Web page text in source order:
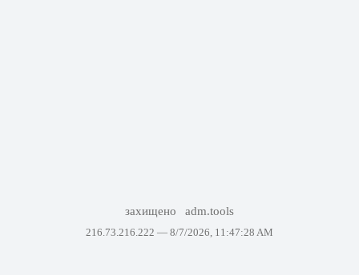
захищено adm.tools
216.73.216.222 — 8/7/2026, 11:47:28 AM